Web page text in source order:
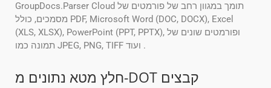
GroupDocs.Parser Cloud תומך במגוון רחב של פורמטים של
מסמכים, כולל PDF, Microsoft Word (DOC, DOCX), Excel
(XLS, XLSX), PowerPoint (PPT, PPTX), ופורמטים שונים של
תמונה כמו JPEG, PNG, TIFF ועוד .
חלץ מטא נתונים מ-DOT קבצים